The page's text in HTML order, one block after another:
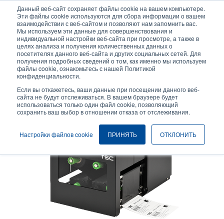
Данный веб-сайт сохраняет файлы cookie на вашем компьютере.
Эти файлы cookie используются для сбора информации о вашем
взаимодействии с веб-сайтом и позволяют нам запомнить вас.
Мы используем эти данные для совершенствования и
индивидуальной настройки веб-сайта при просмотре, а также в
целях анализа и получения количественных данных о
посетителях данного веб-сайта и других социальных сетей. Для
получения подробных сведений о том, как именно мы используем
файлы cookie, ознакомьтесь с нашей Политикой
конфиденциальности.
Если вы откажетесь, ваши данные при посещении данного веб-
сайта не будут отслеживаться. В вашем браузере будет
использоваться только один файл cookie, позволяющий
сохранить ваш выбор в отношении отказа от отслеживания.
Настройки файлов cookie ПРИНЯТЬ ОТКЛОНИТЬ
основному
содержанию
User
account
menu
User
Header
Селектор изделий
Связаться с отделом продаж